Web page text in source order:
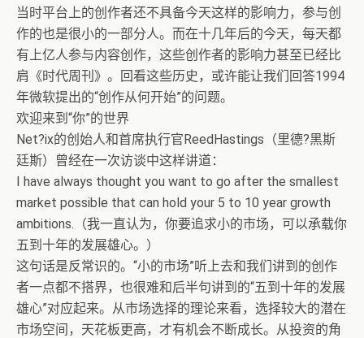
当时平台上的创作者还不具备今天这样的影响力，参与创
作的也是很小的一部分人。而在十几年后的今天，每天都
有上亿人参与内容创作，这些创作者的影响力甚至已经比
肩《时代周刊》。回看这些历史，或许能让我们回答1994
年微软提出的“创作从何开始”的问题。
欢迎来到“你”的世界
Net?ix的创始人和首席执行官ReedHastings（里德?黑斯
廷斯）曾经在一次访谈中这样讲道：
I have always thought you want to go after the smallest
market possible that can hold your 5 to 10 year growth
ambitions.（我一直认为，你要追求小的市场，可以承载你
五到十年的发展雄心。）
这句话是反常识的。“小的市场”听上去和我们讲到的创作
者一点都不搭界，也很难和后半句讲到的“五到十年的发展
雄心”对应起来。从市场选择的理论来看，选择较大的潜在
市场空间，天花板更高，才有机会不断成长。从投资的角